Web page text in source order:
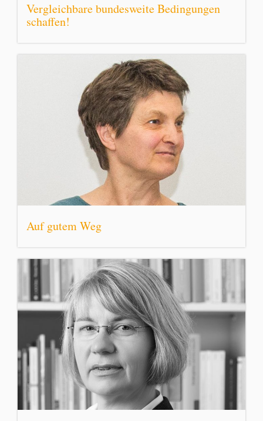
Vergleichbare bundesweite Bedingungen
schaffen!
Auf gutem Weg